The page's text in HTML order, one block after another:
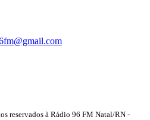
reservados à Rádio 96 FM Natal/RN -